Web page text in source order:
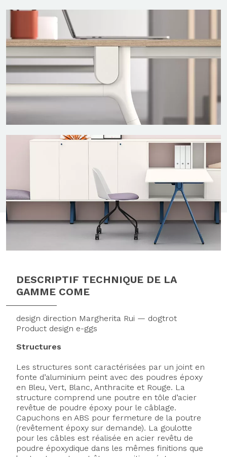
DESCRIPTIF TECHNIQUE DE LA
GAMME COME
design direction Margherita Rui — dogtrot
Product design e-ggs
Structures
Les structures sont caractérisées par un joint en
fonte d’aluminium peint avec des poudres époxy
en Bleu, Vert, Blanc, Anthracite et Rouge. La
structure comprend une poutre en tôle d’acier
revêtue de poudre époxy pour le câblage.
Capuchons en ABS pour fermeture de la poutre
(revêtement époxy sur demande). La goulotte
pour les câbles est réalisée en acier revêtu de
poudre époxydique dans les mêmes finitions que